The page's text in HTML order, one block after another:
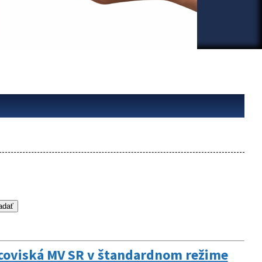
MV SR v štandardnom režime